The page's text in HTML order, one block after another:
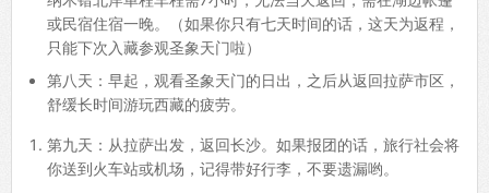
或民宿住宿一晚。（如果你只有七天时间的话，这天为返程，
只能下次入藏参观圣象天门啦）
第八天：早起，观看圣象天门的日出，之后从返回拉萨市区，
舒缓长时间游玩西藏的疲劳。
第九天：从拉萨出发，返回长沙。如果报团的话，旅行社会将
你送到火车站或机场，记得带好行李，不要遗漏哟。